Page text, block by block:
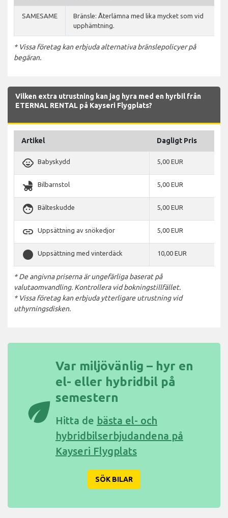
SAMESAME
Bränsle: Återlämna med lika mycket som vid
upphämtning.
* Vissa företag kan erbjuda alternativa bränslepolicyer på
begäran.
Vilken extra utrustning kan jag hyra med en hyrbil från
ETERNAL RENTAL på Kayseri Flygplats?
Artikel Dagligt Pris
child_care Babyskydd 5,00 EUR
child_friendly Bilbarnstol 5,00 EUR
face Bälteskudde 5,00 EUR
link Uppsättning av snökedjor 5,00 EUR
stop_circle Uppsättning med vinterdäck 10,00 EUR
* De angivna priserna är ungefärliga baserat på
valutaomvandling. Kontrollera vid bokningstillfället.
* Vissa företag kan erbjuda ytterligare utrustning vid
uthyrningsdisken.
eco
Var miljövänlig – hyr en
el- eller hybridbil på
semestern
Hitta de bästa el- och
hybridbilserbjudandena på
Kayseri Flygplats
SÖK BILAR